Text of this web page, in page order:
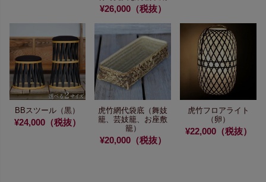
¥26,000（税抜）
BBスツール（黒）
¥24,000（税抜）
虎竹網代袋底 （舞妓
籠、芸妓籠、お座敷
籠）
¥20,000（税抜）
虎竹フロアライト
（卵）
¥22,000（税抜）